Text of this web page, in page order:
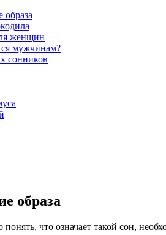
женщин
мужчинам?
сонников
образа
понять, что означает такой сон,